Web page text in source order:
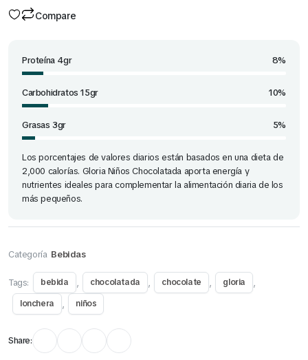
Compare
Proteína 4gr 8%
Carbohidratos 15gr 10%
Grasas 3gr 5%
Los porcentajes de valores diarios están basados en una dieta de
2,000 calorías. Gloria Niños Chocolatada aporta energía y
nutrientes ideales para complementar la alimentación diaria de los
más pequeños.
Categoría Bebidas
Tags: bebida , chocolatada , chocolate , gloria ,
lonchera , niños
Share: